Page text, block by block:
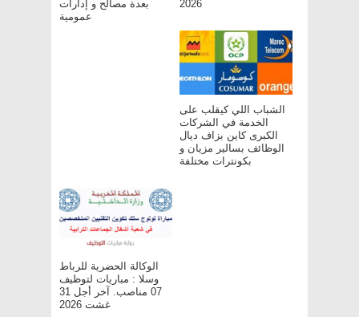
بعدة مصالح و إدارات
عمومية
2026
الشباب اللي كيقلب على
الخدمة في الشركات
الكبرى كاين بزاف ديال
الوظائف بسالير مزيان و
بكونترات مختلفة
الوكالة الحضرية للرباط
وسلا : مباريات لتوظيف
07 مناصب. آخر أجل 31
غشت 2026